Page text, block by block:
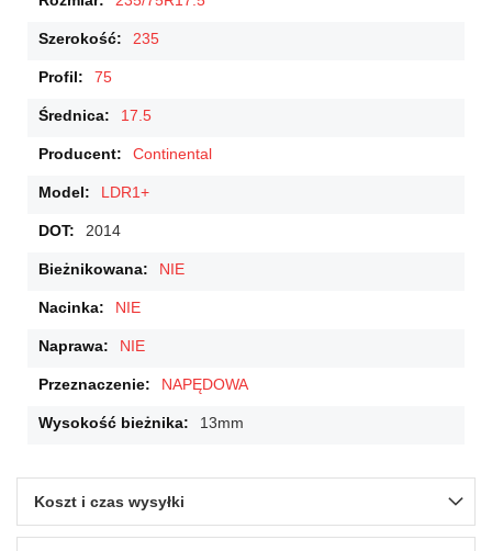
235
75
17.5
Continental
LDR1+
2014
NIE
NIE
NIE
NAPĘDOWA
13mm
Koszt i czas wysyłki